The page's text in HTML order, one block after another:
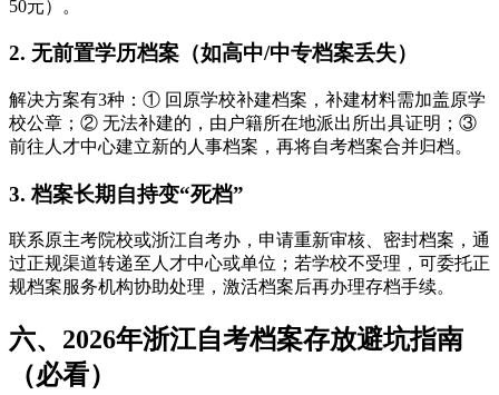
50元）。
2. 无前置学历档案（如高中/中专档案丢失）
解决方案有3种：① 回原学校补建档案，补建材料需加盖原学
校公章；② 无法补建的，由户籍所在地派出所出具证明；③
前往人才中心建立新的人事档案，再将自考档案合并归档。
3. 档案长期自持变“死档”
联系原主考院校或浙江自考办，申请重新审核、密封档案，通
过正规渠道转递至人才中心或单位；若学校不受理，可委托正
规档案服务机构协助处理，激活档案后再办理存档手续。
六、2026年浙江自考档案存放避坑指南
（必看）